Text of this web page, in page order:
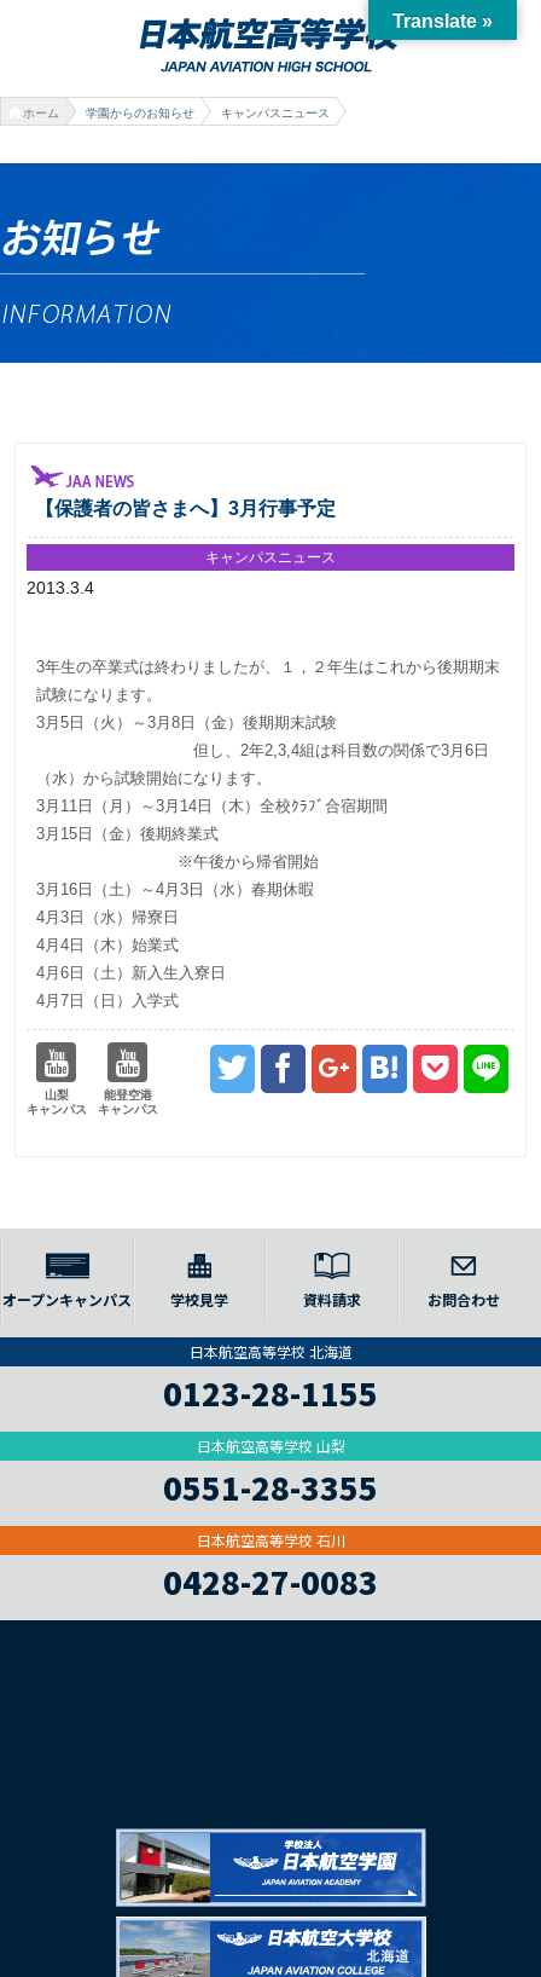
ホーム 学園からのお知らせ キャンパスニュース
【保護者の皆さまへ】3月行事予定
2013.3.4
キャンパスニュース
3年生の卒業式は終わりましたが、１，２年生はこれから後期期末
試験になります。
3月5日（火）～3月8日（金）後期期末試験
但し、2年2,3,4組は科目数の関係で3月6日
（水）から試験開始になります。
3月11日（月）～3月14日（木）全校ｸﾗﾌﾞ合宿期間
3月15日（金）後期終業式
※午後から帰省開始
3月16日（土）～4月3日（水）春期休暇
4月3日（水）帰寮日
4月4日（木）始業式
4月6日（土）新入生入寮日
4月7日（日）入学式
山梨
キャンパス
能登空港
キャンパス
オープンキャンパス 学校見学 資料請求 お問合わせ
日本航空高等学校 北海道
0123-28-1155
日本航空高等学校 山梨
0551-28-3355
日本航空高等学校 石川
0428-27-0083
Translate »